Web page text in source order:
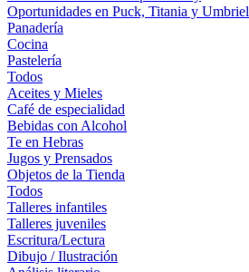
Oportunidades en Puck, Titania y Umbriel
Panadería
Cocina
Pastelería
Todos
Aceites y Mieles
Café de especialidad
Bebidas con Alcohol
Te en Hebras
Jugos y Prensados
Objetos de la Tienda
Todos
Talleres infantiles
Talleres juveniles
Escritura/Lectura
Dibujo / Ilustración